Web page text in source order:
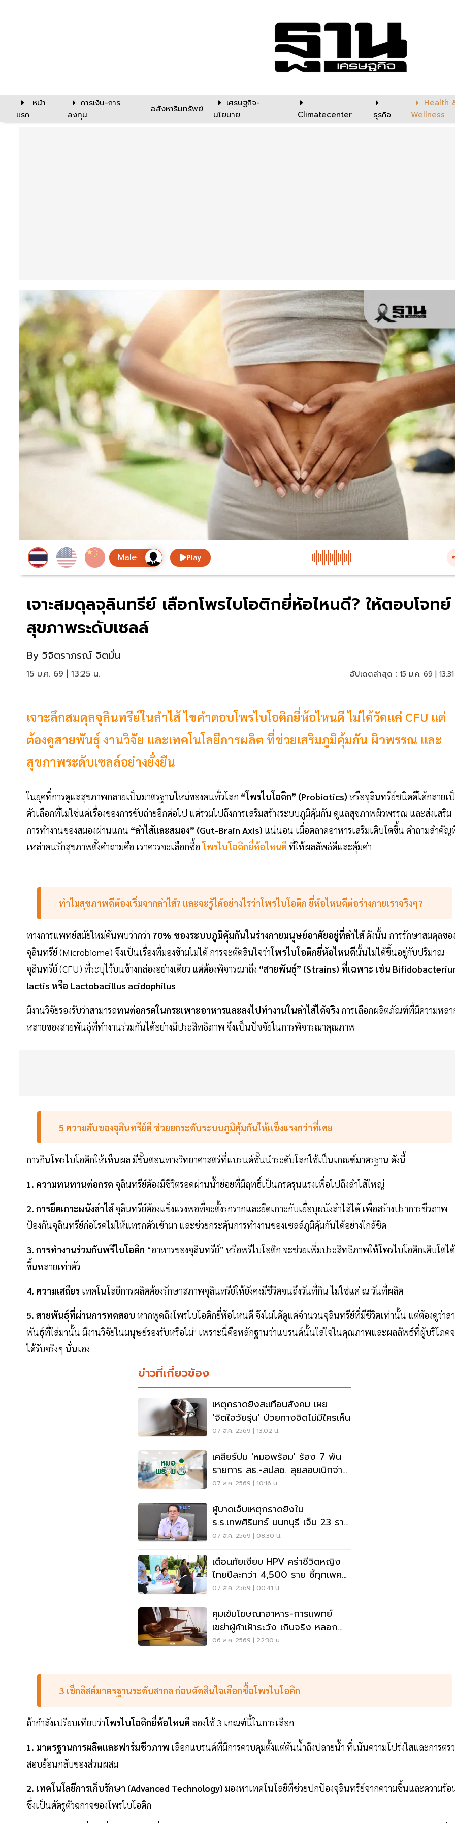
หน้า
แรก
การเงิน-การ
ลงทุน
อสังหาริมทรัพย์
เศรษฐกิจ-
นโยบาย
Climatecenter ธุรกิจ
Health
Wellness
Play
เจาะสมดุลจุลินทรีย์ เลือกโพรไบโอติกยี่ห้อไหนดี? ให้ตอบโจทย์
สุขภาพระดับเซลล์
By วิจิตราภรณ์ จิตมั่น
15 ม.ค. 69 | 13:25 น. อัปเดตล่าสุด : 15 ม.ค. 69 |
เจาะลึกสมดุลจุลินทรีย์ในลำไส้ ไขคำตอบโพรไบโอติกยี่ห้อไหนดี ไม่ได้วัดแค่ CFU แต่
ต้องดูสายพันธุ์ งานวิจัย และเทคโนโลยีการผลิต ที่ช่วยเสริมภูมิคุ้มกัน ผิวพรรณ และ
สุขภาพระดับเซลล์อย่างยั่งยืน
ในยุคที่การดูแลสุขภาพกลายเป็นมาตรฐานใหม่ของคนทั่วโลก “โพรไบโอติก” (Probiotics) หรือจุลินทรีย์ชนิดดีได้กลายเ
ตัวเลือกที่ไม่ใช่แค่เรื่องของการขับถ่ายอีกต่อไป แต่รวมไปถึงการเสริมสร้างระบบภูมิคุ้มกัน ดูแลสุขภาพผิวพรรณ และส่งเสริม
การทำงานของสมองผ่านแกน “ลำไส้และสมอง” (Gut-Brain Axis) แน่นอน เมื่อตลาดอาหารเสริมเติบโตขึ้น คำถามสำคัญ
เหล่าคนรักสุขภาพตั้งคำถามคือ เราควรจะเลือกซื้อโพรไบโอติกยี่ห้อไหนดี ที่ให้ผลลัพธ์ดีและคุ้มค่า
ทำไมสุขภาพดีต้องเริ่มจากลำไส้? และจะรู้ได้อย่างไรว่าโพรไบโอติก ยี่ห้อไหนดีต่อร่างกายเราจริงๆ?
ทางการแพทย์สมัยใหม่ค้นพบว่ากว่า 70% ของระบบภูมิคุ้มกันในร่างกายมนุษย์อาศัยอยู่ที่ลำไส้ดังนั้น การรักษาสมดุลขอ
จุลินทรีย์ (Microbiome) จึงเป็นเรื่องที่มองข้ามไม่ได้ การจะตัดสินใจว่าโพรไบโอติกยี่ห้อไหนดีนั้นไม่ได้ขึ้นอยู่กับปริมาณ
จุลินทรีย์ (CFU) ที่ระบุไว้บนข้างกล่องอย่างเดียว แต่ต้องพิจารณาถึง “สายพันธุ์” (Strains) ที่เฉพาะ เช่น
lactis หรือ Lactobacillus acidophilus
มีงานวิจัยรองรับว่าสามารถทนต่อกรดในกระเพาะอาหารและลงไปทำงานในลำไส้ได้จริง การเลือกผลิตภัณฑ์ที่มีความหลา
หลายของสายพันธุ์ที่ทำงานร่วมกันได้อย่างมีประสิทธิภาพ จึงเป็นปัจจัยในการพิจารณาคุณภาพ
5 ความลับของจุลินทรีย์ดี ช่วยยกระดับระบบภูมิคุ้มกันให้แข็งแรงกว่าที่เคย
การกินโพรไบโอติกให้เห็นผล มีขั้นตอนทางวิทยาศาสตร์ที่แบรนด์ชั้นนำระดับโลกใช้เป็นเกณฑ์มาตรฐาน ดังนี้
1. ความทนทานต่อกรด จุลินทรีย์ต้องมีชีวิตรอดผ่านน้ำย่อยที่มีฤทธิ์เป็นกรดรุนแรงเพื่อไปถึงลำไส้ใหญ่
2. การยึดเกาะผนังลำไส้จุลินทรีย์ต้องแข็งแรงพอที่จะตั้งรกรากและยึดเกาะกับเยื่อบุผนังลำไส้ได้ เพื่อสร้างปราการชีวภาพ
ป้องกันจุลินทรีย์ก่อโรคไม่ให้แทรกตัวเข้ามา และช่วยกระตุ้นการทำงานของเซลล์ภูมิคุ้มกันได้อย่างใกล้ชิด
3. การทำงานร่วมกับพรีไบโอติก “อาหารของจุลินทรีย์” หรือพรีไบโอติก จะช่วยเพิ่มประสิทธิภาพให้โพรไบโอติกเติบโตไ
ขึ้นหลายเท่าตัว
4. ความเสถียร เทคโนโลยีการผลิตต้องรักษาสภาพจุลินทรีย์ให้ยังคงมีชีวิตจนถึงวันที่กิน ไม่ใช่แค่ ณ วันที่ผลิต
5. สายพันธุ์ที่ผ่านการทดสอบ หากพูดถึงโพรไบโอติกยี่ห้อไหนดี จึงไม่ได้ดูแค่จำนวนจุลินทรีย์ที่มีชีวิตเท่านั้น แต่ต้องดูว่าส
พันธุ์ที่ใส่มานั้น มีงานวิจัยในมนุษย์รองรับหรือไม่" เพราะนี่คือหลักฐานว่าแบรนด์นั้นใส่ใจในคุณภาพและผลลัพธ์ที่ผู้บริโภค
ได้รับจริงๆ นั่นเอง
ข่าวที่เกี่ยวข้อง
เหตุกราดยิงสะเทือนสังคม เผย
‘จิตใจวัยรุ่น’ ป่วยทางจิตไม่มีใครเห็น
07 ส.ค. 2569 | 13:02 น.
เคลียร์ปม 'หมอพร้อม' ร้อง 7 พัน
รายการ สธ.-สปสช. ลุยสอบเบิกจ่าย
ผิดปกติ 0.3%
07 ส.ค. 2569 | 10:16 น.
ผู้บาดเจ็บเหตุกราดยิงใน
ร.ร.เทพศิรินทร์ นนทบุรี เจ็บ 23 ราย
กลับบ้านแล้ว 10 ราย
07 ส.ค. 2569 | 08:30 น.
เตือนภัยเงียบ HPV คร่าชีวิตหญิง
ไทยปีละกว่า 4,500 ราย ชี้ทุกเพศ
เสี่ยงมะเร็ง
07 ส.ค. 2569 | 00:41 น.
คุมเข้มโฆษณาอาหาร-การแพทย์
เขย่าผู้ค้าเฝ้าระวัง เกินจริง หลอก
ลวง
06 ส.ค. 2569 | 22:30 น.
3 เช็กลิสต์มาตรฐานระดับสากล ก่อนตัดสินใจเลือกซื้อโพรไบโอติก
ถ้ากำลังเปรียบเทียบว่าโพรไบโอติกยี่ห้อไหนดี ลองใช้ 3 เกณฑ์นี้ในการเลือก
1. มาตรฐานการผลิตและฟาร์มชีวภาพ เลือกแบรนด์ที่มีการควบคุมตั้งแต่ต้นน้ำถึงปลายน้ำ ที่เน้นความโปร่งใสและการตร
สอบย้อนกลับของส่วนผสม
2. เทคโนโลยีการเก็บรักษา (Advanced Technology) มองหาเทคโนโลยีที่ช่วยปกป้องจุลินทรีย์จากความชื้นและความร้อ
ซึ่งเป็นศัตรูตัวฉกาจของโพรไบโอติก